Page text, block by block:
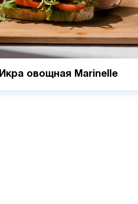
Икра овощная Marinelle